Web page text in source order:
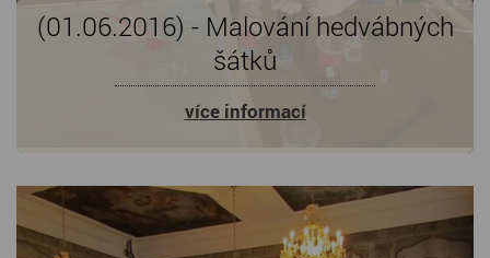
(01.06.2016) - Malování hedvábných
šátků
více informací